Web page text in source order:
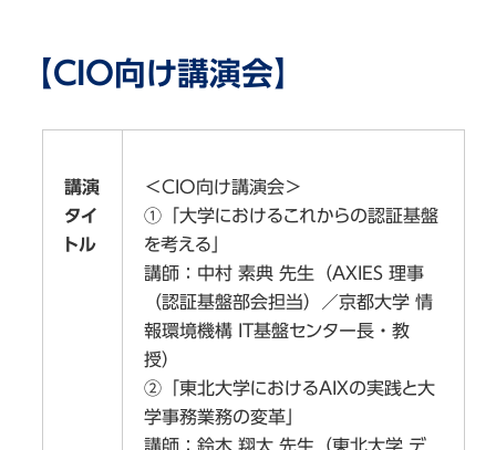
【CIO向け講演会】
講演
タイ
トル
＜CIO向け講演会＞
①「大学におけるこれからの認証基盤
を考える
講師：中村 素典 先生（AXIES 理事
（認証基盤部会担当）／京都大学 情
報環境機構 IT基盤センター長・教
授）
②「東北大学におけるAIXの実践と大
学事務業務の変革」
講師：鈴木 翔太 先生（東北大学 デ